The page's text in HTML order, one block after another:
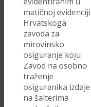
matičnoj evidenciji
Hrvatskoga
zavoda za
mirovinsko
osiguranje koju
Zavod na osobno
traženje
osiguranika izdaje
na šalterima